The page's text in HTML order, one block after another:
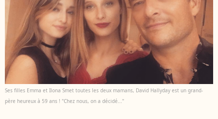
Ses filles Emma et Ilona Smet toutes les deux mamans, David Hallyday est un grand-
père heureux à 59 ans ! "Chez nous, on a décidé..."